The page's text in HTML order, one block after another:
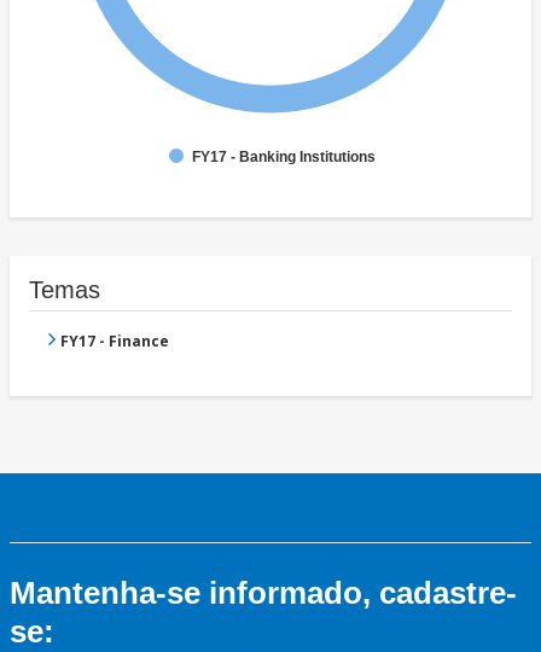
FY17 - Banking Institutions
Temas
FY17 - Finance
Mantenha-se informado, cadastre-
se: